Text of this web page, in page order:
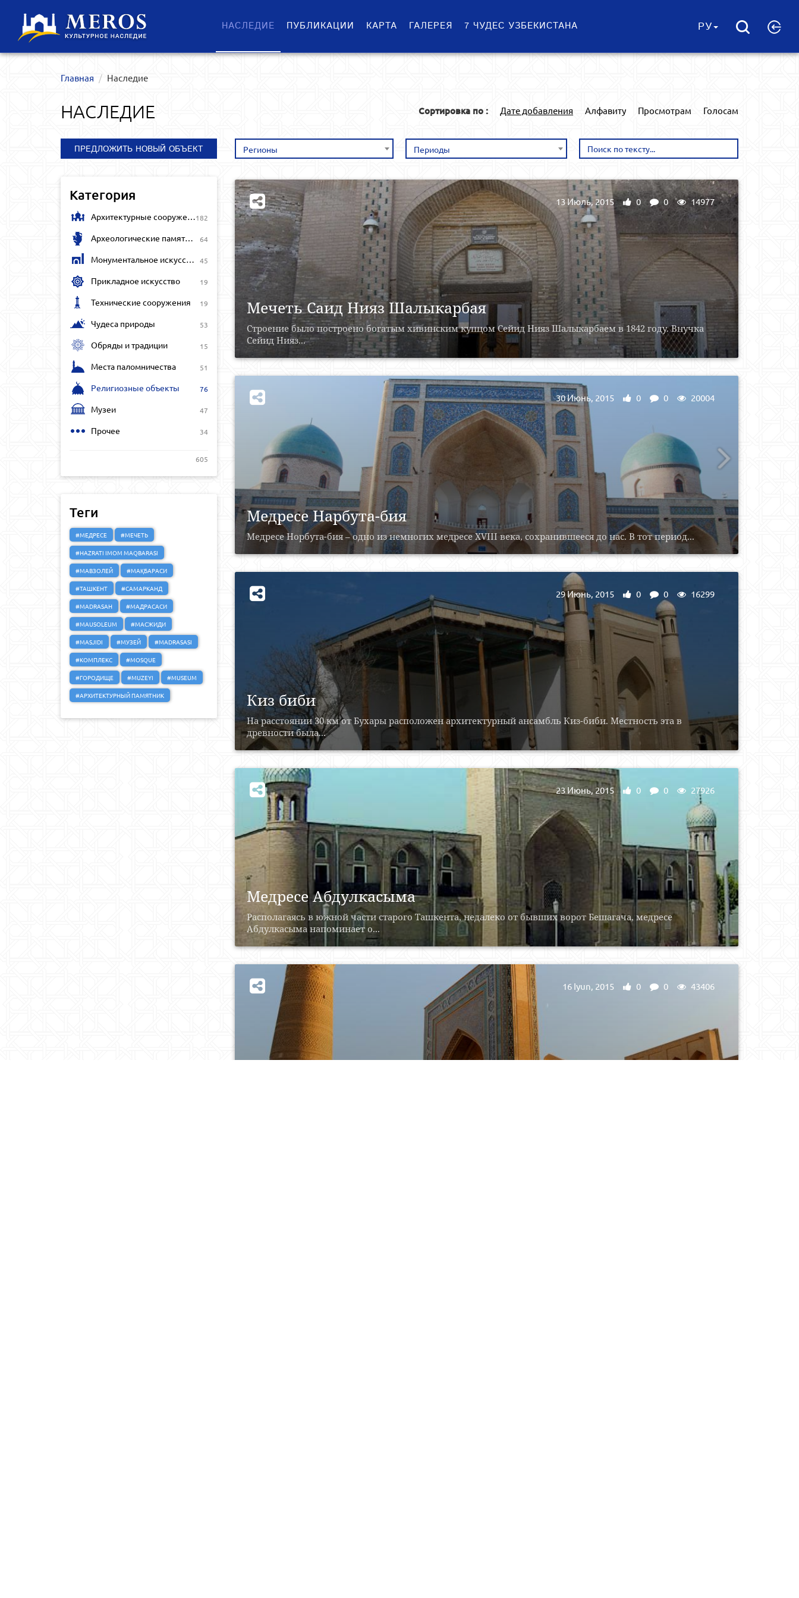
НАСЛЕДИЕ ПУБЛИКАЦИИ КАРТА ГАЛЕРЕЯ 7 ЧУДЕС УЗБЕКИСТАНА РУ
Главная Наследие
НАСЛЕДИЕ Сортировка по : Дате добавления Алфавиту Просмотрам Голосам
ПРЕДЛОЖИТЬ НОВЫЙ ОБЪЕКТ
Категория
Архитектурные сооружения 182
Археологические памятники 64
Монументальное искусство 45
Прикладное искусство 19
Технические сооружения 19
Чудеса природы 53
Обряды и традиции 15
Места паломничества 51
Религиозные объекты 76
Музеи 47
Прочее 34
605
Теги
#МЕДРЕСЕ
#МЕЧЕТЬ
#HAZRATI IMOM MAQBARASI
#МАВЗОЛЕЙ
#МАҚБАРАСИ
#ТАШКЕНТ
#САМАРКАНД
#MADRASAH
#МАДРАСАСИ
#MAUSOLEUM
#МАСЖИДИ
#MASJIDI
#МУЗЕЙ
#MADRASASI
#КОМПЛЕКС
#MOSQUE
#ГОРОДИЩЕ
#MUZEYI
#MUSEUM
#АРХИТЕКТУРНЫЙ ПАМЯТНИК
Регионы Периоды
Мечеть Саид Нияз Шалыкарбая
Строение было построено богатым хивинским купцом Сейид Нияз Шалыкарбаем в 1842 году. Внучка
Сейид Нияз...
13 Июль, 2015 0 0 14977
Медресе Нарбута-бия
Медресе Норбута-бия – одно из немногих медресе XVIII века, сохранившееся до нас. В тот период...
30 Июнь, 2015 0 0 20004
Киз биби
На расстоянии 30 км от Бухары расположен архитектурный ансамбль Киз-биби. Местность эта в
древности была...
29 Июнь, 2015 0 0 16299
Медресе Абдулкасыма
Располагаясь в южной части старого Ташкента, недалеко от бывших ворот Бешагача, медресе
Абдулкасыма напоминает о...
23 Июнь, 2015 0 0 27926
16 Iyun, 2015 0 0 43406